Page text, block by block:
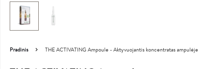
Pradinis THE ACTIVATING Ampoule - Aktyvuojantis koncentratas ampulėje